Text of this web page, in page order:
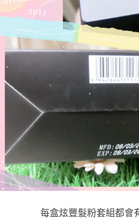
每盒炫豐髮粉套組都會